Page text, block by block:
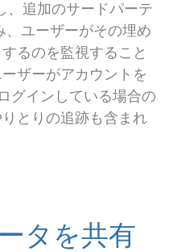
、追加のサードパーテ
、ユーザーがその埋め
るのを監視すること
ザーがアカウントを
グインしている場合の
とりの追跡も含まれ
タを共有